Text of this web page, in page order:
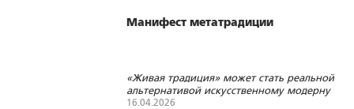
Манифест метатрадиции
«Живая традиция» может стать реальной
альтернативой искусственному модерну
16.04.2026